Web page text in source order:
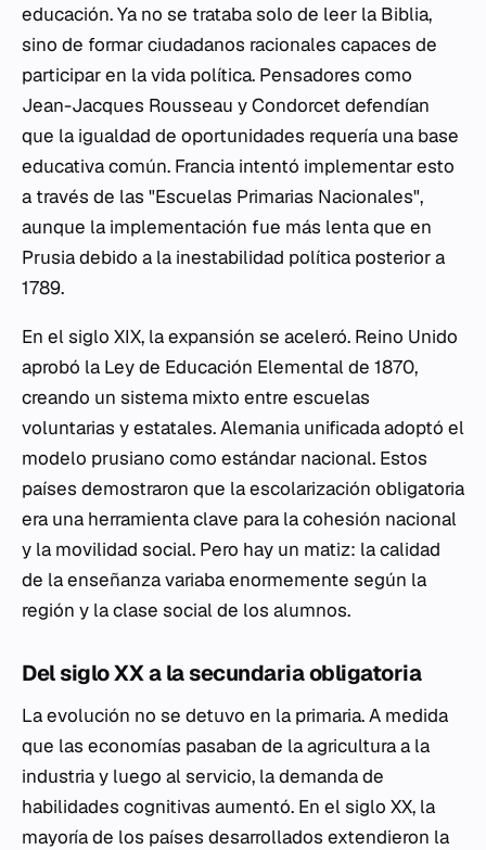
educación. Ya no se trataba solo de leer la Biblia,
sino de formar ciudadanos racionales capaces de
participar en la vida política. Pensadores como
Jean-Jacques Rousseau y Condorcet defendían
que la igualdad de oportunidades requería una base
educativa común. Francia intentó implementar esto
a través de las "Escuelas Primarias Nacionales",
aunque la implementación fue más lenta que en
Prusia debido a la inestabilidad política posterior a
1789.
En el siglo XIX, la expansión se aceleró. Reino Unido
aprobó la Ley de Educación Elemental de 1870,
creando un sistema mixto entre escuelas
voluntarias y estatales. Alemania unificada adoptó el
modelo prusiano como estándar nacional. Estos
países demostraron que la escolarización obligatoria
era una herramienta clave para la cohesión nacional
y la movilidad social. Pero hay un matiz: la calidad
de la enseñanza variaba enormemente según la
región y la clase social de los alumnos.
Del siglo XX a la secundaria obligatoria
La evolución no se detuvo en la primaria. A medida
que las economías pasaban de la agricultura a la
industria y luego al servicio, la demanda de
habilidades cognitivas aumentó. En el siglo XX, la
mayoría de los países desarrollados extendieron la